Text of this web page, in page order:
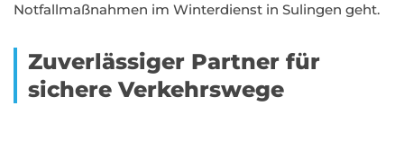
Notfallmaßnahmen im Winterdienst in Sulingen geht.
Zuverlässiger Partner für
sichere Verkehrswege